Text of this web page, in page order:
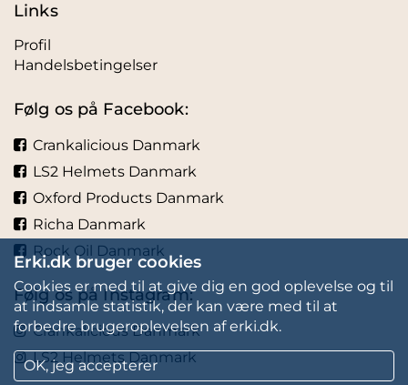
Links
Profil
Handelsbetingelser
Følg os på Facebook:
Crankalicious Danmark
LS2 Helmets Danmark
Oxford Products Danmark
Richa Danmark
Rock Oil Danmark
Følg os på Instagram:
Crankalicious Danmark
LS2 Helmets Danmark
Erki.dk bruger cookies
Cookies er med til at give dig en god oplevelse og til
at indsamle statistik, der kan være med til at
forbedre brugeroplevelsen af erki.dk.
OK, jeg accepterer